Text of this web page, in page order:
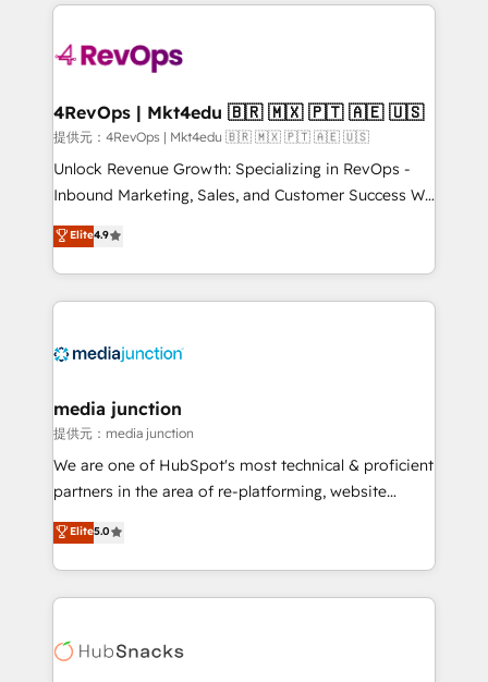
requirement). ✔️Helped over 25,000+ customers so
far with our HubSpot solutions. ✔️Bespoke apps &
on-demand bundle services. Connect with us today!
4RevOps | Mkt4edu 🇧🇷 🇲🇽 🇵🇹 🇦🇪 🇺🇸
提供元：4RevOps | Mkt4edu 🇧🇷 🇲🇽 🇵🇹 🇦🇪 🇺🇸
Unlock Revenue Growth: Specializing in RevOps -
Inbound Marketing, Sales, and Customer Success We
specialize in driving revenue growth for companies
across industries through tailored marketing, sales,
and customer success strategies, utilizing RevOps
methodologies. As Latin America's largest HubSpot
offer unparalleled insights. Operating in five
Mexico, USA, and Portugal—we've executed over a
hundred successful operations. Our approach,
rooted in RevOps principles, integrates analysis,
training, planning, and qualification. Leveraging
inbound marketing tactics, we focus on
understanding, nurturing, and converting leads.
competitive market.
Elite4.9
media junction
提供元：media junction
We are one of HubSpot's most technical & proficient
partners in the area of re-platforming, website
design & development. We specialize in multi-hub
implementations for mid-market & enterprise
companies. We are woman-owned, powered by
coffee, and we ❤️ dogs. We produce award-winning
Impact Award 🏆2022 Technical Expertise Impact
Elite5.0